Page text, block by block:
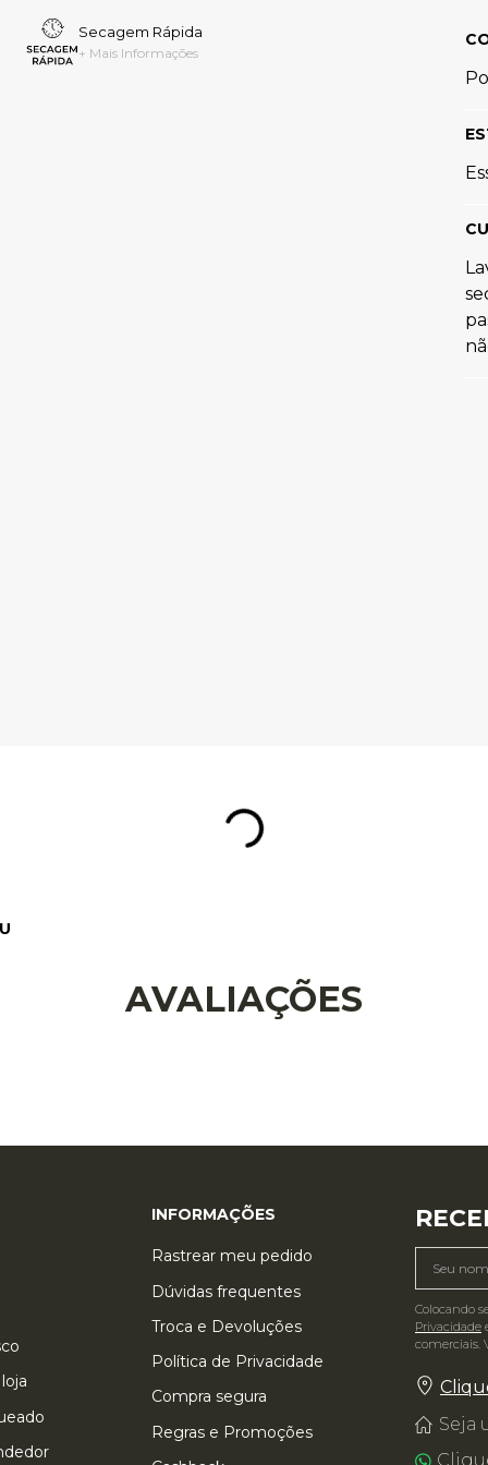
Secagem Rápida
+ Mais Informações
AVALIAÇÕES
INFORMAÇÕES
Rastrear meu pedido
Dúvidas frequentes
Troca e Devoluções
Política de Privacidade
Compra segura
Regras e Promoções
Colocando
Privacidade
comerciais.
Seja